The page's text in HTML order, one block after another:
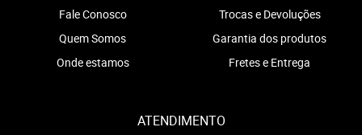
Fale Conosco
Quem Somos
Onde estamos
Trocas e Devoluções
Garantia dos produtos
Fretes e Entrega
ATENDIMENTO